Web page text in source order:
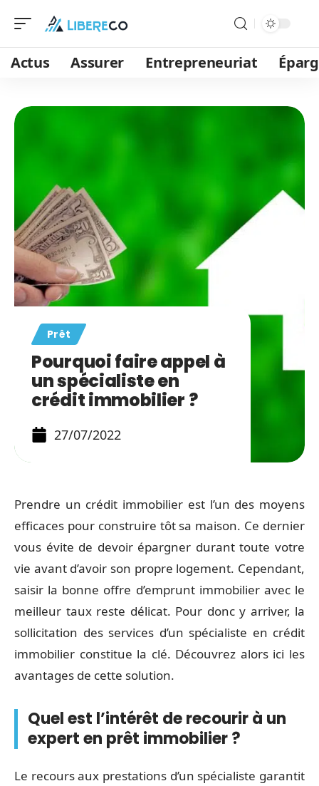
Actus Assurer Entrepreneuriat
Prêt
Pourquoi faire appel à
un spécialiste en
crédit immobilier ?
27/07/2022
Prendre un crédit immobilier est l’un des moyens
efficaces pour construire tôt sa maison. Ce dernier
vous évite de devoir épargner durant toute votre
vie avant d’avoir son propre logement. Cependant,
saisir la bonne offre d’emprunt immobilier avec le
meilleur taux reste délicat. Pour donc y arriver, la
sollicitation des services d’un spécialiste en crédit
immobilier constitue la clé. Découvrez alors ici les
avantages de cette solution.
Quel est l’intérêt de recourir à un
expert en prêt immobilier ?
Le recours aux prestations d’un spécialiste garantit